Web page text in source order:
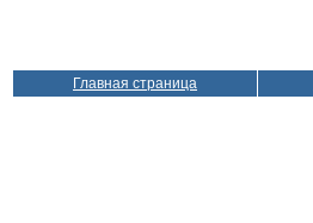
Главная страница